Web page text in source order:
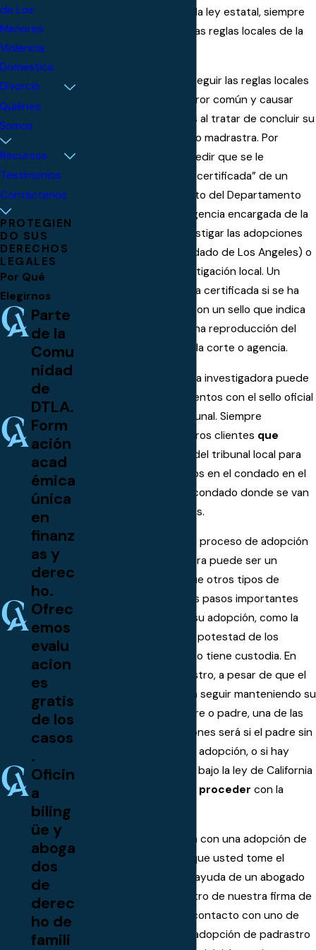
es cierta -- además de la ley estatal, siempre
debe estar al tanto de las reglas locales de la
Algo tan sencillo como seguir las reglas locales
puede resultar en un error común y causar
problemas significativos al tratar de concluir su
adopción de padrastro o madrastra. Por
ejemplo, usted podría pedir que se le
proporcione una copia “certificada” de un
certificado de nacimiento del Departamento
de Niños y Familias (la agencia encargada de la
responsabilidad de investigar las adopciones
de padrastro en el Condado de Los Angeles) o
con su agencia de investigación local. Un
documento es una copia certificada si se ha
estampado o grabado con un sello que indica
el documento es una reproducción del
original en el archivo de la corte o agencia.
Por otra parte, la agencia investigadora puede
requerir ciertos documentos con el sello oficial
de la secretaría del Tribunal. Siempre
recomendamos a nuestros clientes que
comprueben las reglas del tribunal local para
los requisitos específicos en el condado en el
que viven, ya que es el condado donde se van
a presentar documentos.
Aunque es cierto que el proceso de adopción
de padrastro o madrastra puede ser un
proceso más sencillo que otros tipos de
adopciones, hay algunos pasos importantes
que pueden complicar su adopción, como la
terminación de la patria potestad de los
padres biológicos que no tiene custodia. En
una adopción de padrastro, a pesar de que el
padre con custodia va a seguir manteniendo su
o sus derechos de madre o padre, una de las
principales preocupaciones será si el padre sin
custodia consentirá a la adopción, o si hay
algún motivo específico bajo la ley de California
proceder con la
Si usted necesita ayuda con una adopción de
padrastro, esperamos que usted tome el
tiempo para obtener la ayuda de un abogado
de adopción de padrastro de nuestra firma de
abogados. Póngase en contacto con uno de
nuestros abogados de adopción de padrastro
de Los
Menores
Violencia
Domestica
Divorcio
Quiénes
Somos
Recursos
Testimonios
Contáctenos
PROTEGIEN
DO SUS
DERECHOS
LEGALES
Por Qué
Elegirnos
Parte
de la
Comu
nidad
de
DTLA.
Form
ación
acad
émica
única
en
finanz
as y
derec
ho.
Ofrec
emos
evalu
acion
es
gratis
de los
casos
.
Oficin
a
biling
üe y
aboga
dos
de
derec
ho de
famili